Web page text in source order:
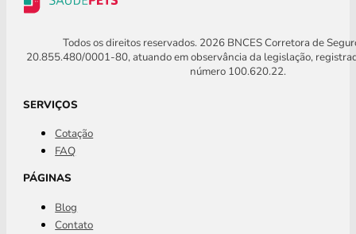
Todos os direitos reservados. 2026 BNCES Corretora de
20.855.480/0001-80, atuando em observância da legislação,
número 100.620.22.
SERVIÇOS
Cotação
FAQ
PÁGINAS
Blog
Contato